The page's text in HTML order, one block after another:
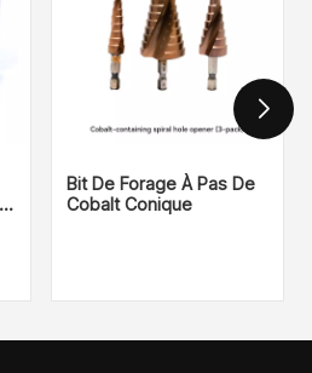
Bit De Forage À Pas De
Cobalt Conique